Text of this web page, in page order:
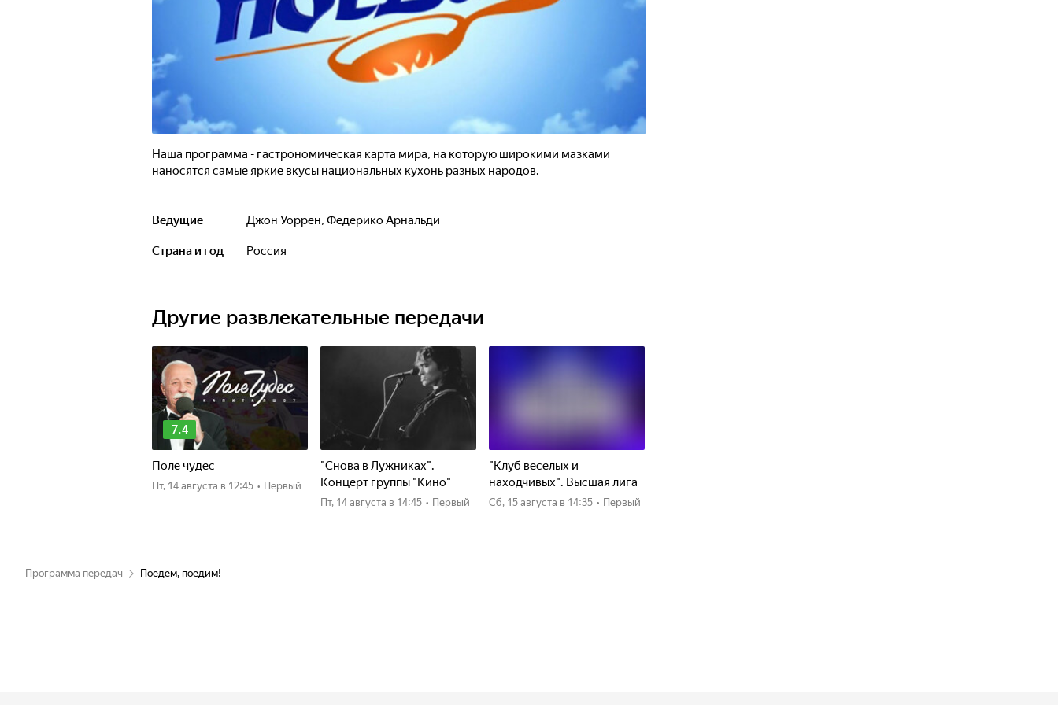
Наша программа - гастрономическая карта мира, на которую широкими мазками
наносятся самые яркие вкусы национальных кухонь разных народов.
Ведущие Джон Уоррен, Федерико Арнальди
Страна и год Россия
Другие развлекательные передачи
7.4
Поле чудес
пт, 14 августа в 12:45 • Первый
"Снова в Лужниках".
Концерт группы "Кино"
пт, 14 августа в 14:45 • Первый
"Клуб веселых и
находчивых". Высшая лига
сб, 15 августа в 14:35 • Первый
Программа передач Поедем, поедим!